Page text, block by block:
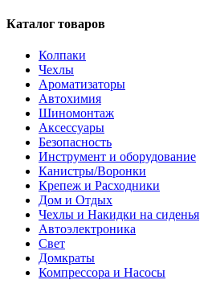
Каталог товаров
Колпаки
Чехлы
Ароматизаторы
Автохимия
Шиномонтаж
Аксессуары
Безопасность
Инструмент и оборудование
Канистры/Воронки
Крепеж и Расходники
Дом и Отдых
Чехлы и Накидки на сиденья
Автоэлектроника
Свет
Домкраты
Компрессора и Насосы